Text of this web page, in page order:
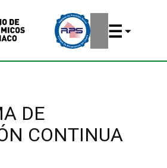
DE
CONTINUA